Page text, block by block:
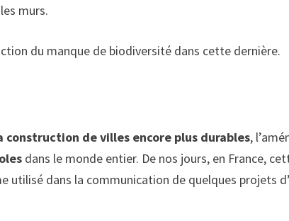
murs.
du manque de biodiversité dans cette dernière.
construction de villes encore plus durables,
dans le monde entier. De nos jours, en France,
dans la communication de quelques projets